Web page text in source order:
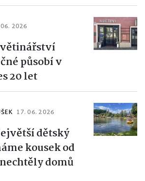
2026
působí v
20 let
17. 06. 2026
dětský
kousek od
domů